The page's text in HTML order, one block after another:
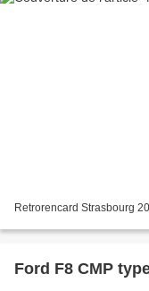
Retrorencard Strasbourg
Ford F8 CMP